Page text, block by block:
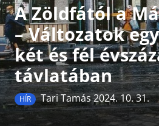
A Zöldfától a
– Változatok
két és fél
távlatában
HÍR Tari Tamás 2024. 10. 31.